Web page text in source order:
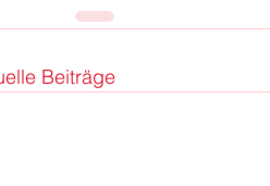
Beiträge